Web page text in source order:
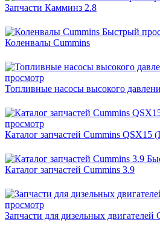
Запчасти Камминз 2.8
Быстрый
Коленвалы Cummins
просмотр
Топливные насосы высокого
просмотр
Каталог запчастей Cummins QSX15
Каталог запчастей Cummins 3.9
просмотр
Запчасти для дизельных двигателей